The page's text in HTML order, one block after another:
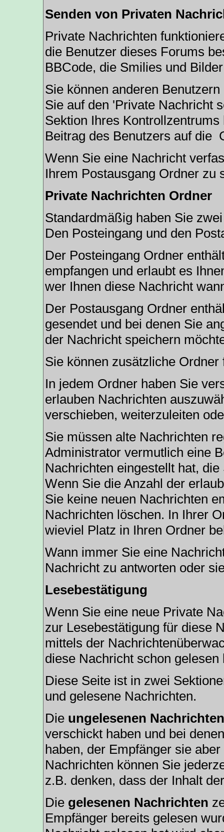
Senden von Privaten
Private Nachrichten
die Benutzer dieses Forums
BBCode, die Smilies und
Sie können anderen
Sie auf den 'Private Nachricht
Sektion Ihres
Beitrag des Benutzers auf die
Wenn Sie eine Nachricht
Ihrem Postausgang Ordner zu
Private Nachrichten Ordner
Standardmäßig haben Sie
Den Posteingang und den
Der Posteingang Ordner
empfangen und erlaubt es
wer Ihnen diese Nachricht
Der Postausgang Ordner
gesendet und bei denen Sie
der Nachricht speichern
Sie können zusätzliche
In jedem Ordner haben Sie
erlauben Nachrichten
verschieben, weiterzuleiten
Sie müssen alte Nachrichten
Administrator vermutlich eine
Nachrichten eingestellt hat,
Wenn Sie die Anzahl der
Sie keine neuen Nachrichten
Nachrichten löschen. In Ihrer
wieviel Platz in Ihren Ordner
Wann immer Sie eine
Nachricht zu antworten oder
Lesebestätigung
Wenn Sie eine neue Private
zur Lesebestätigung für diese
mittels der
diese Nachricht schon gelesen
Diese Seite ist in zwei
und gelesene Nachrichten.
Die ungelesenen Nachrichten
verschickt haben und bei
haben, der Empfänger sie
Nachrichten können Sie
z.B. denken, dass der Inhalt
Die gelesenen Nachrichten
Empfänger bereits gelesen